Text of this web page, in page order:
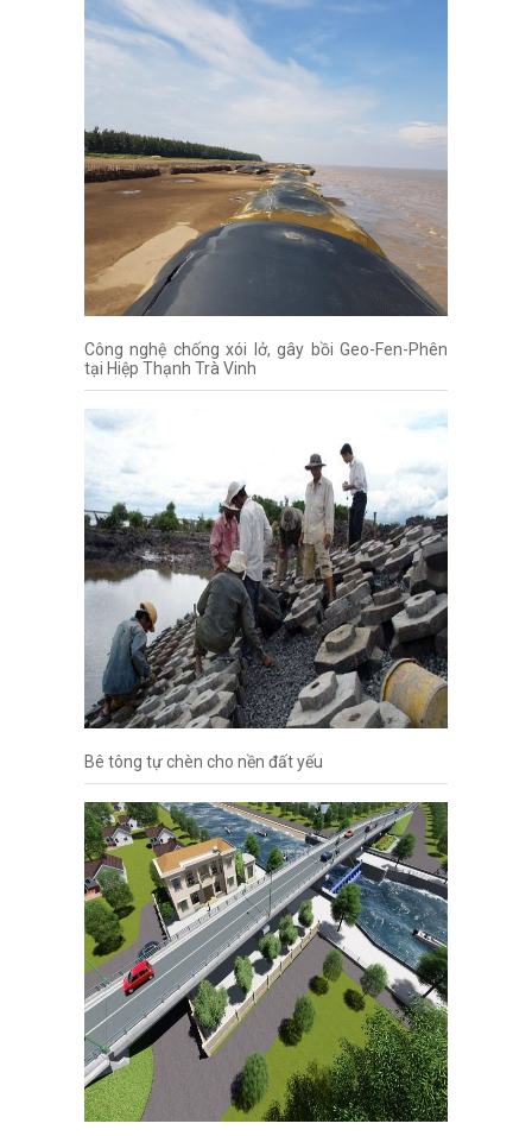
Công nghệ chống xói lở, gây bồi Geo-Fen-Phên
tại Hiệp Thạnh Trà Vinh
Bê tông tự chèn cho nền đất yếu